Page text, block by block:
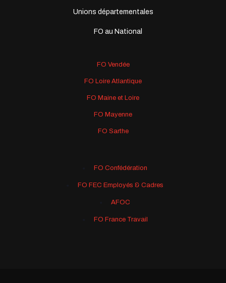
Unions départementales
FO au National
FO Vendée
FO Loire Atlantique
FO Maine et Loire
FO Mayenne
FO Sarthe
FO Confédération
FO FEC Employés & Cadres
AFOC
FO France Travail